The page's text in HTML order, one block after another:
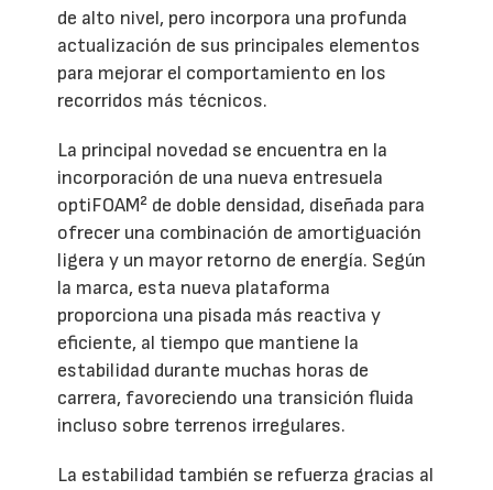
de alto nivel, pero incorpora una profunda
actualización de sus principales elementos
para mejorar el comportamiento en los
recorridos más técnicos.
La principal novedad se encuentra en la
incorporación de una nueva entresuela
optiFOAM² de doble densidad, diseñada para
ofrecer una combinación de amortiguación
ligera y un mayor retorno de energía. Según
la marca, esta nueva plataforma
proporciona una pisada más reactiva y
eficiente, al tiempo que mantiene la
estabilidad durante muchas horas de
carrera, favoreciendo una transición fluida
incluso sobre terrenos irregulares.
La estabilidad también se refuerza gracias al